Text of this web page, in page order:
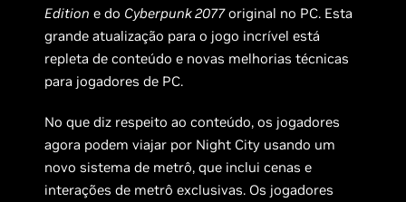
Edition e do Cyberpunk 2077original no PC. Esta
grande atualização para o jogo incrível está
repleta de conteúdo e novas melhorias técnicas
para jogadores de PC.
No que diz respeito ao conteúdo, os jogadores
agora podem viajar por Night City usando um
novo sistema de metrô, que inclui cenas e
interações de metrô exclusivas. Os jogadores